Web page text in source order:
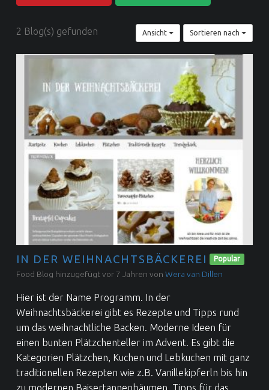
2 Blog(s) gefunden Ansicht Sortieren nach
IN DER WEIHNACHTSBÄCKEREI Popular
Food Blog hinzugefügt vor 7 Jahren von Wera van Dillen
Hier ist der Name Programm. In der
Weihnachtsbäckerei gibt es Rezepte und Tipps rund
um das weihnachtliche Backen. Moderne Ideen für
einen bunten Plätzchenteller im Advent. Es gibt die
Kategorien Plätzchen, Kuchen und Lebkuchen mit ganz
traditionellen Rezepten wie z.B. Vanillekipferln bis hin
zu modernen Baisertannenbäumen. Tipps für das